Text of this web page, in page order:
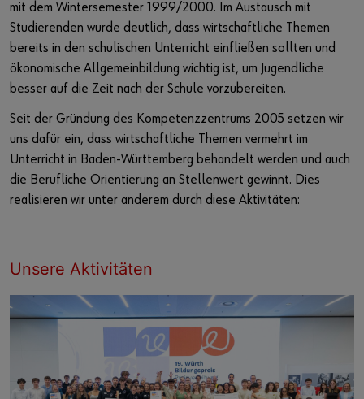
mit dem Wintersemester 1999/2000. Im Austausch mit
Studierenden wurde deutlich, dass wirtschaftliche Themen
bereits in den schulischen Unterricht einfließen sollten und
ökonomische Allgemeinbildung wichtig ist, um Jugendliche
besser auf die Zeit nach der Schule vorzubereiten.
Seit der Gründung des Kompetenzzentrums 2005 setzen wir
uns dafür ein, dass wirtschaftliche Themen vermehrt im
Unterricht in Baden-Württemberg behandelt werden und auch
die Berufliche Orientierung an Stellenwert gewinnt. Dies
realisieren wir unter anderem durch diese Aktivitäten:
Unsere Aktivitäten